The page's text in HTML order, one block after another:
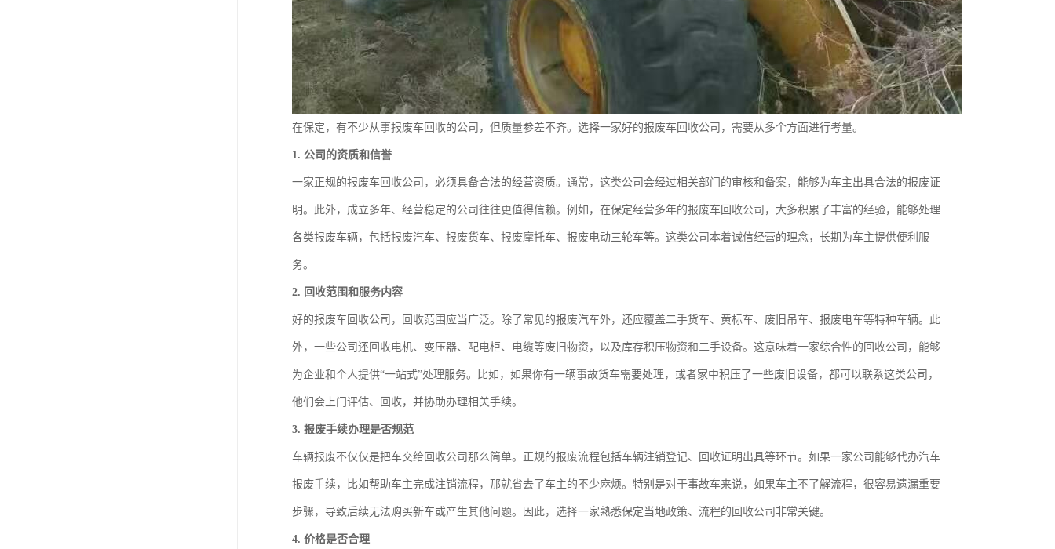
在保定，有不少从事报废车回收的公司，但质量参差不齐。选择一家好的报废车回收公司，需要从多个方面进行考量。
1. 公司的资质和信誉
一家正规的报废车回收公司，必须具备合法的经营资质。通常，这类公司会经过相关部门的审核和备案，能够为车主出具合法的报废证
明。此外，成立多年、经营稳定的公司往往更值得信赖。例如，在保定经营多年的报废车回收公司，大多积累了丰富的经验，能够处理
各类报废车辆，包括报废汽车、报废货车、报废摩托车、报废电动三轮车等。这类公司本着诚信经营的理念，长期为车主提供便利服
务。
2. 回收范围和服务内容
好的报废车回收公司，回收范围应当广泛。除了常见的报废汽车外，还应覆盖二手货车、黄标车、废旧吊车、报废电车等特种车辆。此
外，一些公司还回收电机、变压器、配电柜、电缆等废旧物资，以及库存积压物资和二手设备。这意味着一家综合性的回收公司，能够
为企业和个人提供“一站式”处理服务。比如，如果你有一辆事故货车需要处理，或者家中积压了一些废旧设备，都可以联系这类公司，
他们会上门评估、回收，并协助办理相关手续。
3. 报废手续办理是否规范
车辆报废不仅仅是把车交给回收公司那么简单。正规的报废流程包括车辆注销登记、回收证明出具等环节。如果一家公司能够代办汽车
报废手续，比如帮助车主完成注销流程，那就省去了车主的不少麻烦。特别是对于事故车来说，如果车主不了解流程，很容易遗漏重要
步骤，导致后续无法购买新车或产生其他问题。因此，选择一家熟悉保定当地政策、流程的回收公司非常关键。
4. 价格是否合理